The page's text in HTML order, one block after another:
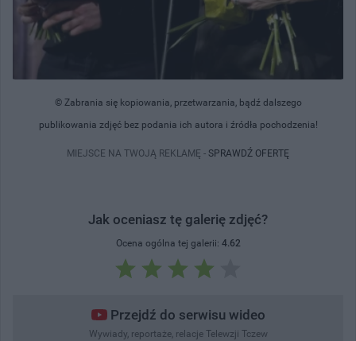
© Zabrania się kopiowania, przetwarzania, bądź dalszego
publikowania zdjęć bez podania ich autora i źródła pochodzenia!
MIEJSCE NA TWOJĄ REKLAMĘ - SPRAWDŹ OFERTĘ
Jak oceniasz tę galerię zdjęć?
Ocena ogólna tej galerii: 4.62
Przejdź do serwisu wideo
Wywiady, reportaże, relacje Telewzji Tczew